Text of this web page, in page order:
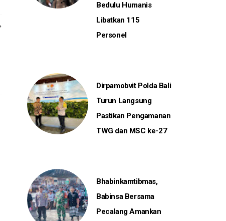
Bedulu Humanis
Libatkan 115
Personel
Dirpamobvit Polda Bali
Turun Langsung
Pastikan Pengamanan
TWG dan MSC ke-27
Bhabinkamtibmas,
Babinsa Bersama
Pecalang Amankan